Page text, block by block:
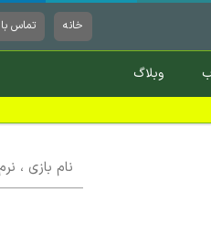
خانه تماس
وبلاگ
بازی
،